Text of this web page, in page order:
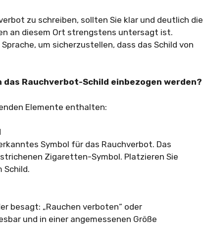
zu schreiben, sollten Sie klar und deutlich die
an diesem Ort strengstens untersagt ist.
um sicherzustellen, dass das Schild von
das Rauchverbot-Schild einbezogen werden?
Elemente enthalten:
Symbol für das Rauchverbot. Das
Zigaretten-Symbol. Platzieren Sie
Schild.
besagt: „Rauchen verboten“ oder
und in einer angemessenen Größe